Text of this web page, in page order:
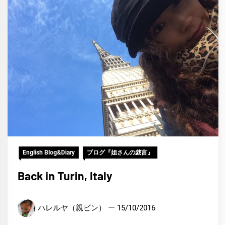
English Blog&Diary ブログ『姐さんの戯言』
Back in Turin, Italy
ハレルヤ（親ビン） 15/10/2016